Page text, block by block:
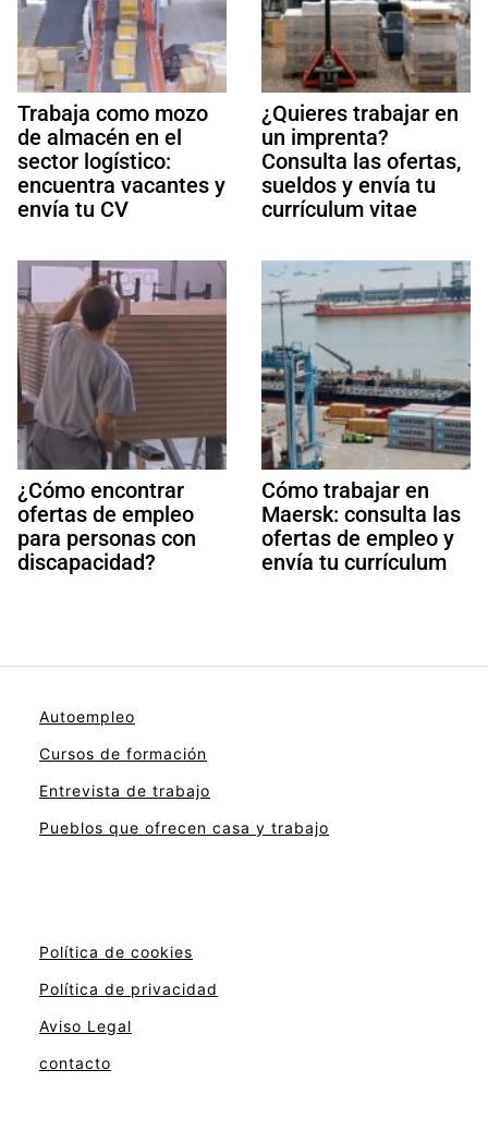
Trabaja como mozo
de almacén en el
sector logístico:
encuentra vacantes y
envía tu CV
¿Quieres trabajar en
un imprenta?
Consulta las ofertas,
sueldos y envía tu
currículum vitae
¿Cómo encontrar
ofertas de empleo
para personas con
discapacidad?
Cómo trabajar en
Maersk: consulta las
ofertas de empleo y
envía tu currículum
Autoempleo
Cursos de formación
Entrevista de trabajo
Pueblos que ofrecen casa y trabajo
Política de cookies
Política de privacidad
Aviso Legal
contacto